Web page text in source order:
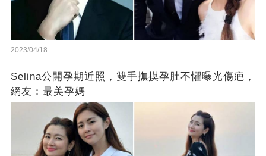
2023/04/18
Selina公開孕期近照，雙手撫摸孕肚不懼曝光傷疤，
網友：最美孕媽